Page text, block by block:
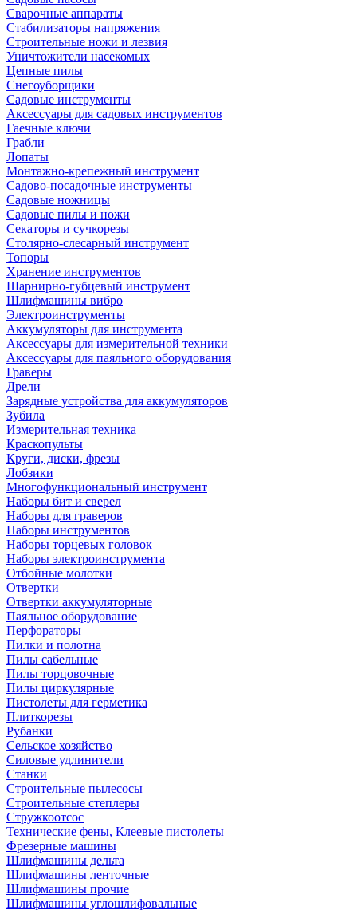
Сварочные аппараты
Стабилизаторы напряжения
Строительные ножи и лезвия
Уничтожители насекомых
Цепные пилы
Снегоуборщики
Садовые инструменты
Аксессуары для садовых инструментов
Гаечные ключи
Грабли
Лопаты
Монтажно-крепежный инструмент
Садово-посадочные инструменты
Садовые ножницы
Садовые пилы и ножи
Секаторы и сучкорезы
Столярно-слесарный инструмент
Топоры
Хранение инструментов
Шарнирно-губцевый инструмент
Шлифмашины вибро
Электроинструменты
Аккумуляторы для инструмента
Аксессуары для измерительной техники
Аксессуары для паяльного оборудования
Граверы
Дрели
Зарядные устройства для аккумуляторов
Зубила
Измерительная техника
Краскопульты
Круги, диски, фрезы
Лобзики
Многофункциональный инструмент
Наборы бит и сверел
Наборы для граверов
Наборы инструментов
Наборы торцевых головок
Наборы электроинструмента
Отбойные молотки
Отвертки
Отвертки аккумуляторные
Паяльное оборудование
Перфораторы
Пилки и полотна
Пилы сабельные
Пилы торцовочные
Пилы циркулярные
Пистолеты для герметика
Плиткорезы
Рубанки
Сельское хозяйство
Силовые удлинители
Станки
Строительные пылесосы
Строительные степлеры
Стружкоотсос
Технические фены, Клеевые пистолеты
Фрезерные машины
Шлифмашины дельта
Шлифмашины ленточные
Шлифмашины прочие
Шлифмашины углошлифовальные